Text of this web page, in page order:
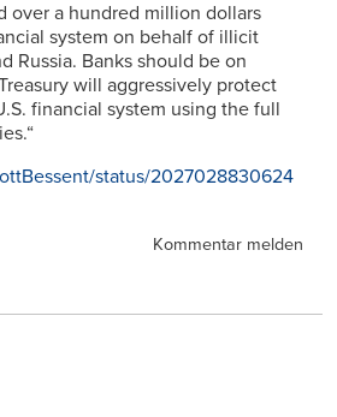
over a hundred million dollars
system on behalf of illicit
Russia. Banks should be on
will aggressively protect
financial system using the full
status/2027028830624
Kommentar melden